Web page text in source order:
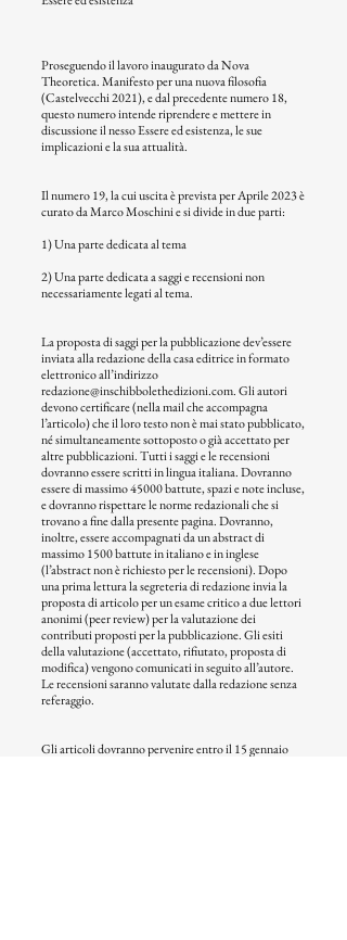
Proseguendo il lavoro inaugurato da Nova
Theoretica. Manifesto per una nuova filosofia
(Castelvecchi 2021), e dal precedente numero 18,
questo numero intende riprendere e mettere in
discussione il nesso Essere ed esistenza, le sue
implicazioni e la sua attualità.
Il numero 19, la cui uscita è prevista per Aprile 2023 è
curato da Marco Moschini e si divide in due parti:
1) Una parte dedicata al tema
2) Una parte dedicata a saggi e recensioni non
necessariamente legati al tema.
La proposta di saggi per la pubblicazione dev’essere
inviata alla redazione della casa editrice in formato
elettronico all’indirizzo
redazione@inschibbolethedizioni.com. Gli autori
devono certificare (nella mail che accompagna
l’articolo) che il loro testo non è mai stato pubblicato,
né simultaneamente sottoposto o già accettato per
altre pubblicazioni. Tutti i saggi e le recensioni
dovranno essere scritti in lingua italiana. Dovranno
essere di massimo 45000 battute, spazi e note incluse,
e dovranno rispettare le norme redazionali che si
trovano a fine dalla presente pagina. Dovranno,
inoltre, essere accompagnati da un abstract di
massimo 1500 battute in italiano e in inglese
(l’abstract non è richiesto per le recensioni). Dopo
una prima lettura la segreteria di redazione invia la
proposta di articolo per un esame critico a due lettori
anonimi (peer review) per la valutazione dei
contributi proposti per la pubblicazione. Gli esiti
della valutazione (accettato, rifiutato, proposta di
modifica) vengono comunicati in seguito all’autore.
Le recensioni saranno valutate dalla redazione senza
referaggio.
Gli articoli dovranno pervenire entro il 15 gennaio